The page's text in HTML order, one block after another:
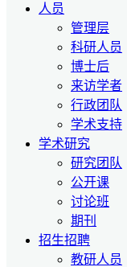
人员
管理层
科研人员
博士后
来访学者
行政团队
学术支持
学术研究
研究团队
公开课
讨论班
期刊
招生招聘
教研人员